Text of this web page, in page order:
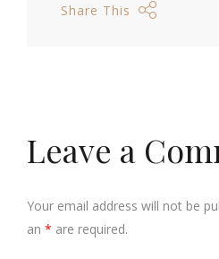
Share This
Leave a
Your email address will not be
an * are required.